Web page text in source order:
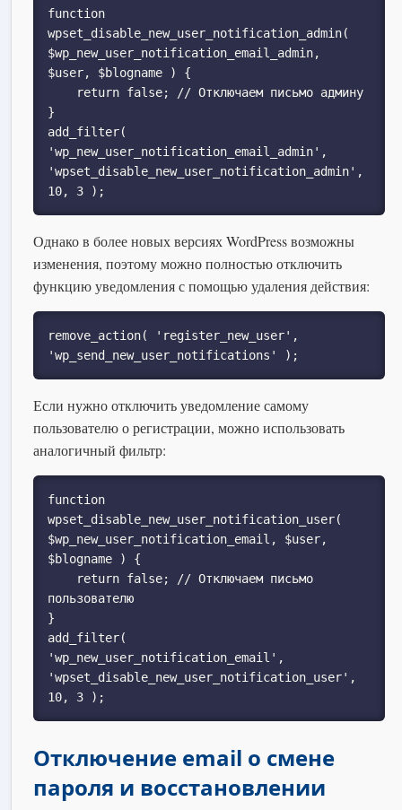
function
wpset_disable_new_user_notification_admin(
$wp_new_user_notification_email_admin,
$user, $blogname ) {
}
add_filter(
'wp_new_user_notification_email_admin',
'wpset_disable_new_user_notification_admin',
10, 3 );
Однако в более новых версиях WordPress возможны
изменения, поэтому можно полностью отключить
функцию уведомления с помощью удаления действия:
remove_action( 'register_new_user',
'wp_send_new_user_notifications' );
Если нужно отключить уведомление самому
пользователю о регистрации, можно использовать
аналогичный фильтр:
function
wpset_disable_new_user_notification_user(
$wp_new_user_notification_email, $user,
$blogname ) {
пользователю
}
add_filter(
'wp_new_user_notification_email',
'wpset_disable_new_user_notification_user',
10, 3 );
Отключение email о смене
пароля и восстановлении